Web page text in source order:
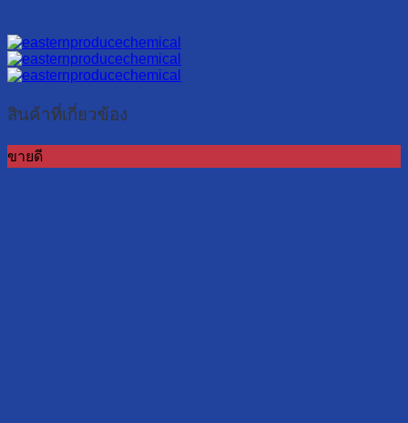
สินค้าที่เกี่ยวข้อง
ขายดี